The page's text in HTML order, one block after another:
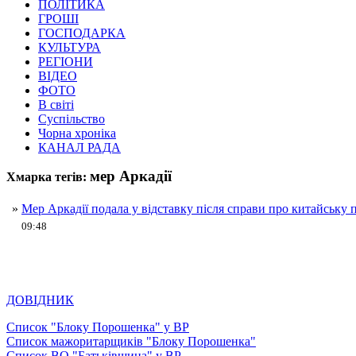
ПОЛІТИКА
ГРОШІ
ГОСПОДАРКА
КУЛЬТУРА
РЕГІОНИ
ВІДЕО
ФОТО
В світі
Суспільство
Чорна хроніка
КАНАЛ РАДА
Хмарка тегів: мер Аркадії
» Мер Аркадії подала у відставку після справи про китайську
09:48
ДОВІДНИК
Список "Блоку Порошенка" у ВР
Список мажоритарщиків "Блоку Порошенка"